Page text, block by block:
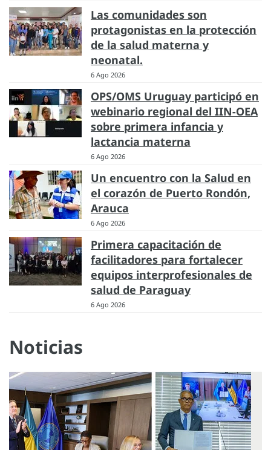
Las comunidades son
protagonistas en la protección
de la salud materna y
neonatal.
6 Ago 2026
OPS/OMS Uruguay participó en
webinario regional del IIN-OEA
sobre primera infancia y
lactancia materna
6 Ago 2026
Un encuentro con la Salud en
el corazón de Puerto Rondón,
Arauca
6 Ago 2026
Primera capacitación de
facilitadores para fortalecer
equipos interprofesionales de
salud de Paraguay
6 Ago 2026
Noticias